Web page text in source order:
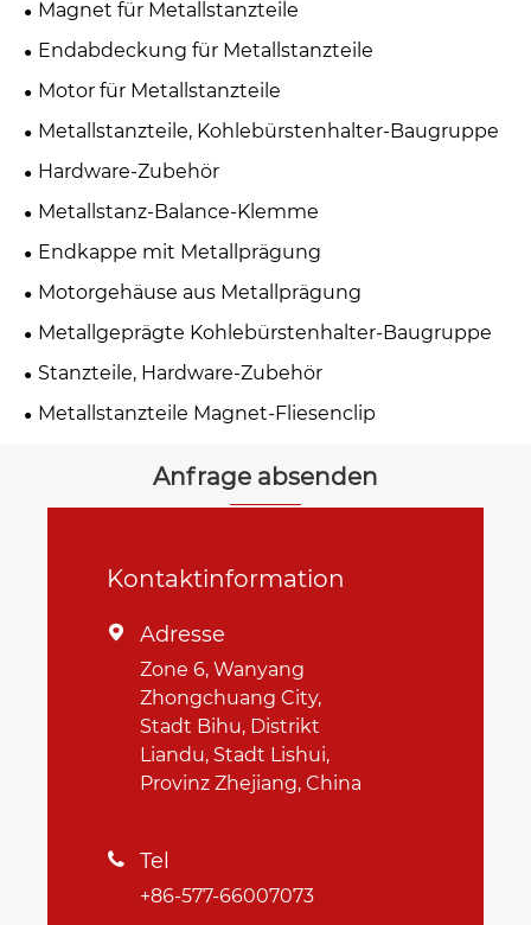
Magnet für Metallstanzteile
Endabdeckung für Metallstanzteile
Motor für Metallstanzteile
Metallstanzteile, Kohlebürstenhalter-Baugruppe
Hardware-Zubehör
Metallstanz-Balance-Klemme
Endkappe mit Metallprägung
Motorgehäuse aus Metallprägung
Metallgeprägte Kohlebürstenhalter-Baugruppe
Stanzteile, Hardware-Zubehör
Metallstanzteile Magnet-Fliesenclip
Anfrage absenden
Kontaktinformation
 Adresse
Zone 6, Wanyang
Zhongchuang City,
Stadt Bihu, Distrikt
Liandu, Stadt Lishui,
Provinz Zhejiang, China
 Tel
+86-577-66007073